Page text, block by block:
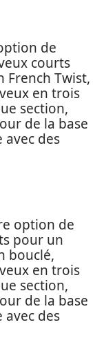
de
courts
Twist,
en trois
section,
de la base
avec des
option de
pour un
bouclé,
en trois
section,
de la base
avec des